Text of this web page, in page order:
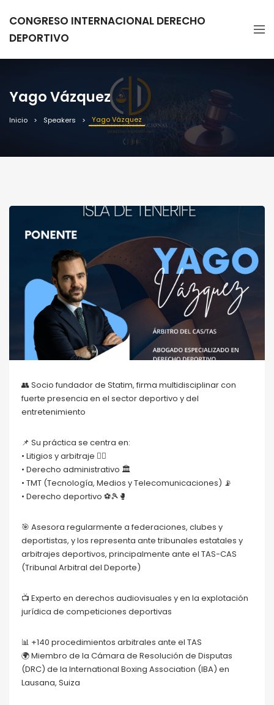
CONGRESO INTERNACIONAL DERECHO
DEPORTIVO
Yago Vázquez
Inicio Speakers Yago Vázquez
👥 Socio fundador de Statim, firma multidisciplinar con
fuerte presencia en el sector deportivo y del
entretenimiento
📌 Su práctica se centra en:
• Litigios y arbitraje 🧑‍⚖️
• Derecho administrativo 🏛️
• TMT (Tecnología, Medios y Telecomunicaciones) 📡
• Derecho deportivo ⚽🎾🥊
🎯 Asesora regularmente a federaciones, clubes y
deportistas, y los representa ante tribunales estatales y
arbitrajes deportivos, principalmente ante el TAS-CAS
(Tribunal Arbitral del Deporte)
📺 Experto en derechos audiovisuales y en la explotación
jurídica de competiciones deportivas
📊 +140 procedimientos arbitrales ante el TAS
🌍 Miembro de la Cámara de Resolución de Disputas
(DRC) de la International Boxing Association (IBA) en
Lausana, Suiza